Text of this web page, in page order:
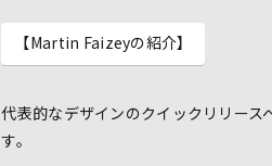
【Martin Faizeyの紹介】
代表的なデザインのクイックリリー
す。